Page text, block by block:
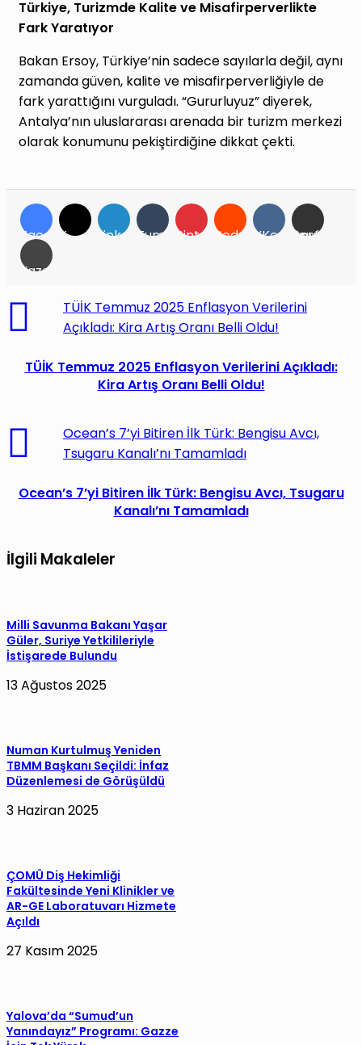
Türkiye, Turizmde Kalite ve Misafirperverlikte
Fark Yaratıyor
Bakan Ersoy, Türkiye’nin sadece sayılarla değil, aynı
zamanda güven, kalite ve misafirperverliğiyle de
fark yarattığını vurguladı. “Gururluyuz” diyerek,
Antalya’nın uluslararası arenada bir turizm merkezi
olarak konumunu pekiştirdiğine dikkat çekti.
Facebook
X LinkedInTumblrPinterest
Reddit VKontakte
E-Posta ile paylaş
Yazdır
TÜİK Temmuz 2025 Enflasyon Verilerini
Açıkladı: Kira Artış Oranı Belli Oldu!
TÜİK Temmuz 2025 Enflasyon Verilerini Açıkladı:
Kira Artış Oranı Belli Oldu!
Ocean’s 7’yi Bitiren İlk Türk: Bengisu Avcı,
Tsugaru Kanalı’nı Tamamladı
Ocean’s 7’yi Bitiren İlk Türk: Bengisu Avcı, Tsugaru
Kanalı’nı Tamamladı
İlgili Makaleler
Milli Savunma Bakanı Yaşar
Güler, Suriye Yetkilileriyle
İstişarede Bulundu
13 Ağustos 2025
Numan Kurtulmuş Yeniden
TBMM Başkanı Seçildi: İnfaz
Düzenlemesi de Görüşüldü
3 Haziran 2025
ÇOMÜ Diş Hekimliği
Fakültesinde Yeni Klinikler ve
AR-GE Laboratuvarı Hizmete
Açıldı
27 Kasım 2025
Yalova’da “Sumud’un
Yanındayız” Programı: Gazze